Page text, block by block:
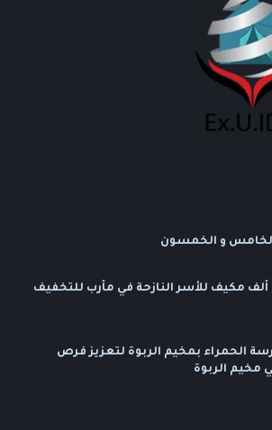
الخامس و الخمسون
ألف مكيف للأسر النازحة في مأرب للتخفيف
الحمراء بمخيم الربوة لتعزيز فرص
مخيم الربوة